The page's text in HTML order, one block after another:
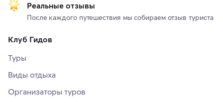
Реальные отзывы
После каждого путешествия мы собираем отзыв туриста
Клуб Гидов
Туры
Виды отдыха
Организаторы туров